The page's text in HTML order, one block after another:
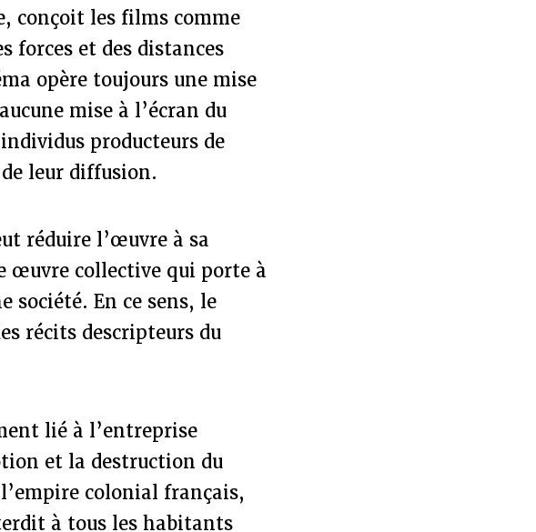
conçoit les films comme
forces et des distances
opère toujours une mise
mise à l’écran du
producteurs de
leur diffusion.
réduire l’œuvre à sa
œuvre collective qui porte à
société. En ce sens, le
récits descripteurs du
lié à l’entreprise
et la destruction du
colonial français,
à tous les habitants